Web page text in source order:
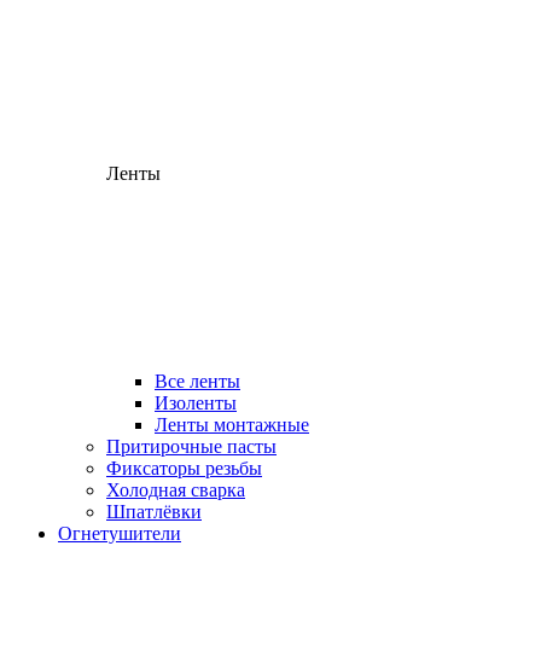
Ленты
Все ленты
Изоленты
Ленты монтажные
Притирочные пасты
Фиксаторы резьбы
Холодная сварка
Шпатлёвки
Огнетушители